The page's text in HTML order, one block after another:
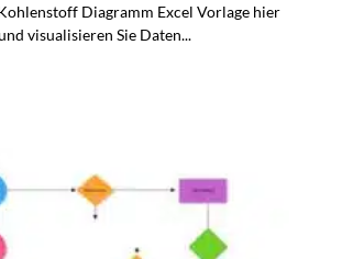
Diagramm Excel Vorlage hier
visualisieren Sie Daten...